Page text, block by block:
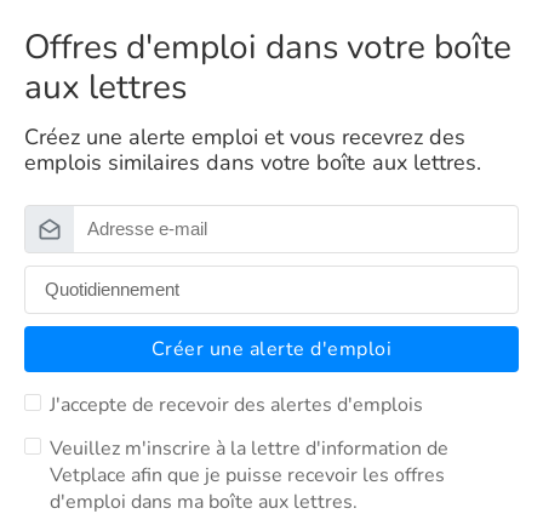
Offres d'emploi dans votre boîte
aux lettres
Créez une alerte emploi et vous recevrez des
emplois similaires dans votre boîte aux lettres.
Créer une alerte d'emploi
J'accepte de recevoir des alertes d'emplois
Veuillez m'inscrire à la lettre d'information de
Vetplace afin que je puisse recevoir les offres
d'emploi dans ma boîte aux lettres.